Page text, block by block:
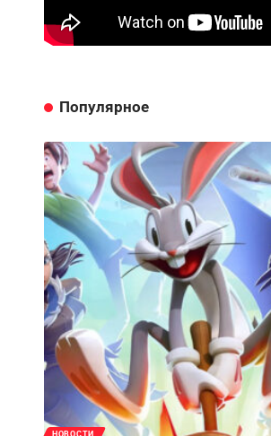
Популярное